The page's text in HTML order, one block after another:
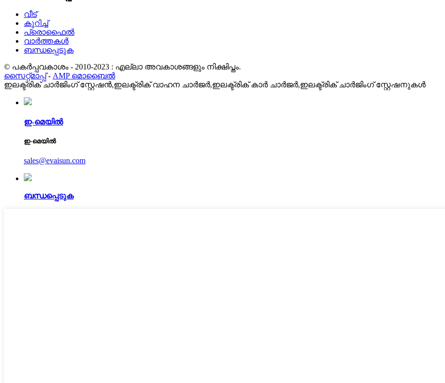
വീട്
കുറിച്ച്
പ്രൊഫൈൽ
വാർത്തകൾ
ബന്ധപ്പെടുക
© പകർപ്പവകാശം - 2010-2023 : എല്ലാ അവകാശങ്ങളും നിക്ഷിപ്തം.
സൈറ്റ്മാപ്പ്- AMP മൊബൈൽ
ഇലക്ട്രിക് ചാർജിംഗ് സ്റ്റേഷൻ,ഇലക്ട്രിക് വാഹന ചാർജർ,ഇലക്ട്രിക് കാർ ചാർജർ,ഇലക്ട്രിക് ചാർജിംഗ് സ്റ്റേഷനുകൾ
ഇ-മെയിൽ
ഇ-മെയിൽ
sales@evaisun.com
ബന്ധപ്പെടുക